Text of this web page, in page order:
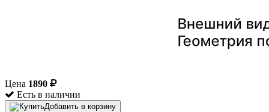
Цена 1890
Есть в наличии
Добавить в корзину